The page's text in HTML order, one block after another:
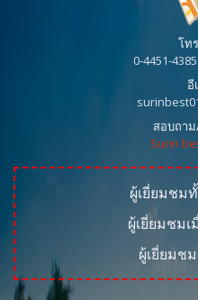
โท
0-4451-
อี
สอบถา
Surin
ผู้เยี่ยมชม
ผู้เยี่ยมชมเ
ผู้เยี่ยมช